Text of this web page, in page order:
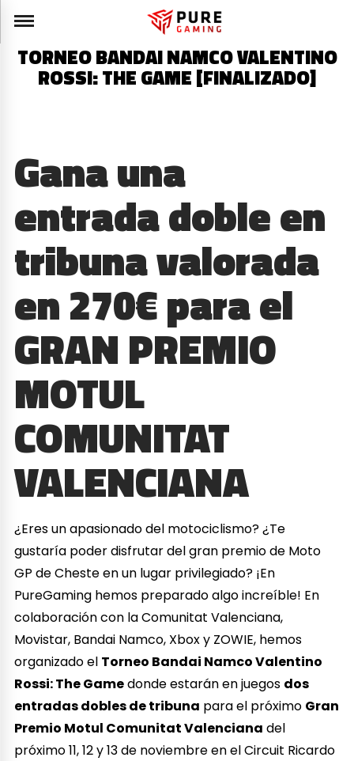
TORNEO BANDAI NAMCO VALENTINO
ROSSI: THE GAME [FINALIZADO]
Gana una
entrada doble en
tribuna valorada
en 270€ para el
GRAN PREMIO
MOTUL
COMUNITAT
VALENCIANA
¿Eres un apasionado del motociclismo? ¿Te
gustaría poder disfrutar del gran premio de Moto
GP de Cheste en un lugar privilegiado? ¡En
PureGaming hemos preparado algo increíble! En
colaboración con la Comunitat Valenciana,
Movistar, Bandai Namco, Xbox y ZOWIE, hemos
organizado el Torneo Bandai Namco Valentino
Rossi: The Gamedonde estarán en juegos dos
entradas dobles de tribuna para el próximo Gran
Premio Motul Comunitat Valenciana del
próximo 11, 12 y 13 de noviembre en el Circuit Ricardo